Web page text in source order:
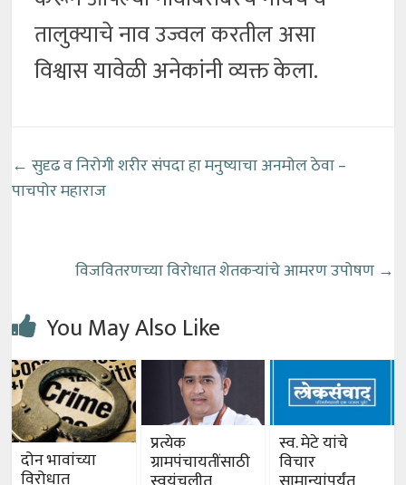
तालुक्याचे नाव उज्वल करतील असा
विश्वास यावेळी अनेकांनी व्यक्त केला.
← सुदृढ व निरोगी शरीर संपदा हा मनुष्याचा अनमोल ठेवा –
पाचपोर महाराज
विजवितरणच्या विरोधात शेतकऱ्यांचे आमरण उपोषण →
You May Also Like
दोन भावांच्या
प्रत्येक
ग्रामपंचायतींसाठी
स्व. मेटे यांचे
विचार